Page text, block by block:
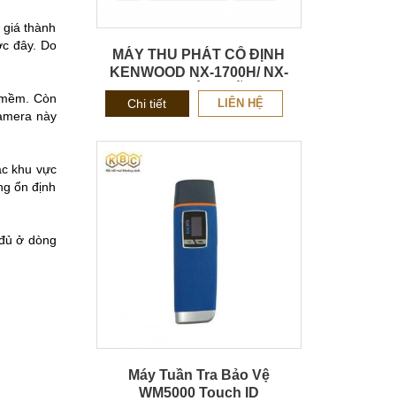
thành
đây. Do
Còn
này
khu vực
ổn định
ở dòng
MÁY THU PHÁT CỐ ĐỊNH
KENWOOD NX-1700H/ NX-
1800H CHÍNH HÃNG
Chi tiết LIÊN HỆ
Máy Tuần Tra Bảo Vệ
WM5000 Touch ID